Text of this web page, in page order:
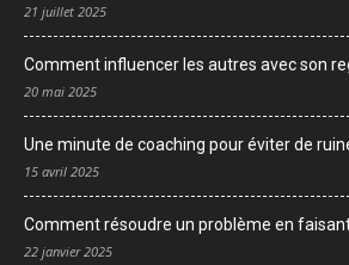
21 juillet 2025
Comment influencer les autres avec son
20 mai 2025
Une minute de coaching pour éviter de
15 avril 2025
Comment résoudre un problème en
22 janvier 2025